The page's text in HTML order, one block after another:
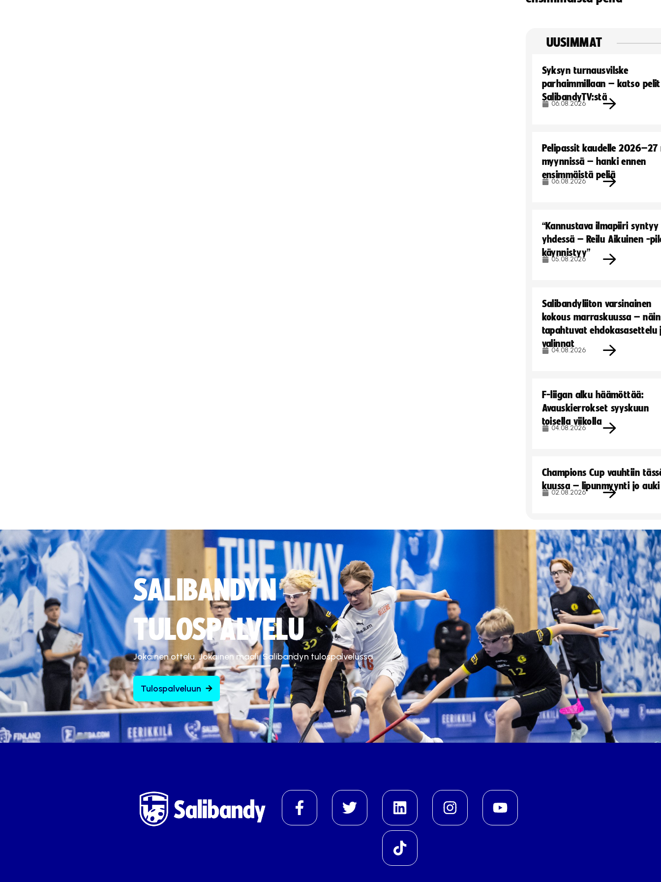
UUSIMMAT
Syksyn turnausvilske
parhaimmillaan – katso pelit
SalibandyTV:stä
06.08.2026
Pelipassit kaudelle
myynnissä – hanki ennen
ensimmäistä peliä
06.08.2026
“Kannustava ilmapiiri syntyy
yhdessä – Reilu Aikuinen -
käynnistyy”
05.08.2026
Salibandyliiton varsinainen
kokous marraskuussa – näin
tapahtuvat ehdokasasettelu
valinnat
04.08.2026
F-liigan alku häämöttää:
Avauskierrokset syyskuun
toisella viikolla
04.08.2026
Champions Cup vauhtiin
kuussa – lipunmyynti jo auki
02.08.2026
SALIBANDYN
TULOSPALVELU
Jokainen ottelu. Jokainen maali. Salibandyn tulospalvelussa.
Tulospalveluun